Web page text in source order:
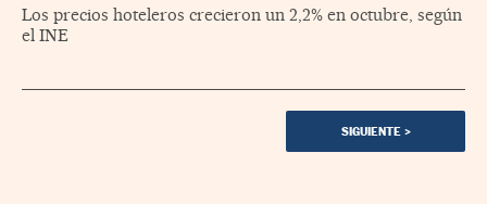
Los precios hoteleros crecieron un 2,2% en octubre, según
el INE
SIGUIENTE >